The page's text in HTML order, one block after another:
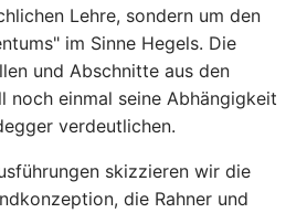
Lehre, sondern um den
im Sinne Hegels. Die
und Abschnitte aus den
noch einmal seine Abhängigkeit
verdeutlichen.
skizzieren wir die
die Rahner und